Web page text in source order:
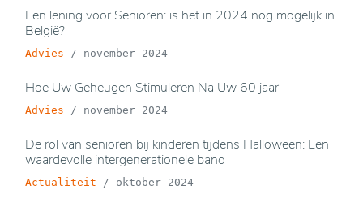
Een lening voor Senioren: is het in 2024 nog mogelijk in
België?
Advies / november 2024
Hoe Uw Geheugen Stimuleren Na Uw 60 jaar
Advies / november 2024
De rol van senioren bij kinderen tijdens Halloween: Een
waardevolle intergenerationele band
Actualiteit / oktober 2024